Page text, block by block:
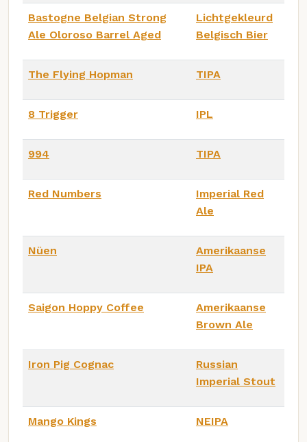
Bastogne Belgian Strong
Ale Oloroso Barrel Aged
Lichtgekleurd
Belgisch Bier
The Flying Hopman TIPA
8 Trigger IPL
994 TIPA
Red Numbers
Imperial Red
Ale
Nüen
Amerikaanse
IPA
Saigon Hoppy Coffee
Amerikaanse
Brown Ale
Iron Pig Cognac
Russian
Imperial Stout
Mango Kings NEIPA